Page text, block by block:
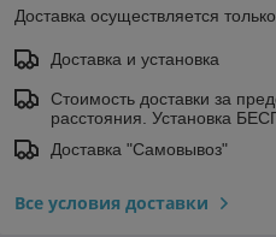
Доставка осуществляется
Доставка и установка
Стоимость доставки за
расстояния. Установка
Доставка "Самовывоз"
Все условия доставки